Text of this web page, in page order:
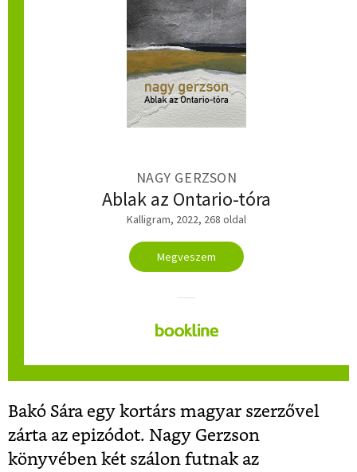
NAGY GERZSON
Ablak az Ontario-tóra
Kalligram, 2022, 268 oldal
Megveszem
Bakó Sára egy kortárs magyar szerzővel
zárta az epizódot. Nagy Gerzson
könyvében két szálon futnak az